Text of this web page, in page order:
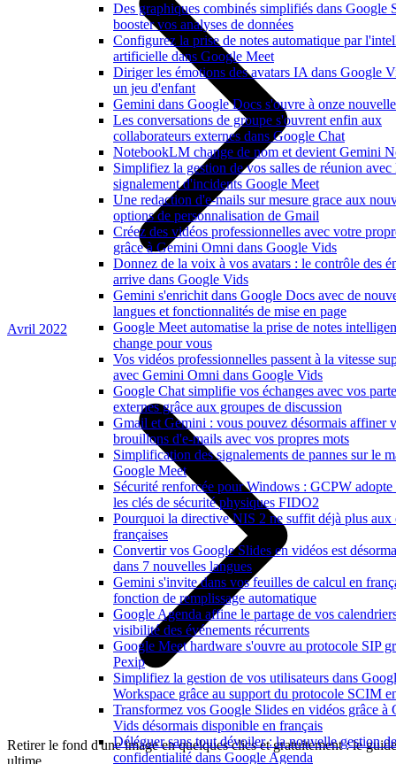
Des graphiques combinés simplifiés dans Google
booster vos analyses de données
Configurez la prise de notes automatique par
artificielle dans Google Meet
Diriger les émotions des avatars IA dans Google
un jeu d'enfant
Gemini dans Google Docs s'ouvre à onze
Les conversations de groupe s'ouvrent enfin aux
collaborateurs externes dans Google Chat
NotebookLM change de nom et devient Gemini
Simplifiez la gestion de vos salles de réunion avec
signalement d'incidents Google Meet
Une redaction d'e-mails sur mesure grace aux
options de personnalisation de Gmail
Créez des vidéos professionnelles avec votre
grâce à Gemini Omni dans Google Vids
Donnez de la voix à vos avatars : le contrôle des
arrive dans Google Vids
Gemini s'enrichit dans Google Docs avec de
langues et fonctionnalités de mise en page
Google Meet automatise la prise de notes
change pour vous
Vos vidéos professionnelles passent à la vitesse
avec Gemini Omni dans Google Vids
Google Chat simplifie vos échanges avec vos
externes grâce aux groupes de discussion
Gmail et Gemini : vous pouvez désormais affiner
brouillons d'e-mails avec vos propres mots
Simplification des signalements de pannes sur le
Google Meet
Sécurité renforcée pour Windows : GCPW adopte
les clés de sécurité physiques FIDO2
Pourquoi la directive NIS 2 ne suffit déjà plus aux
françaises
Convertir vos Google Slides en vidéos est
dans 7 nouvelles langues
Gemini s'invite dans vos feuilles de calcul en
fonction de remplissage automatique
Google Agenda affine le partage de vos
visibilité des événements récurrents
Google Meet hardware s'ouvre au protocole SIP
Pexip
Simplifiez la gestion de vos utilisateurs dans
Workspace grâce au support du protocole SCIM
Transformez vos Google Slides en vidéos grâce à
Vids désormais disponible en français
Déléguer sans tout dévoiler : la nouvelle gestion
confidentialité dans Google Agenda
Avril 2022
Retirer le fond d'une image en quelques clics et gratuitement : le guide
ultime